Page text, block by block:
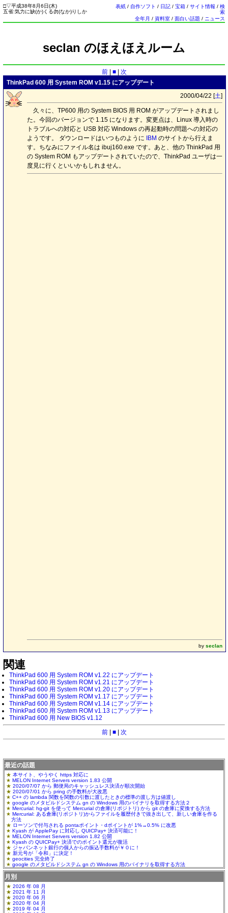
□▽平成38年8月6日(木)
五省:気力に缺(か)くる勿(なか)りしか
表紙 / 自作ソフト / 日記 / 宝箱 / サイト情報 / 検
索
全年月 / 資料室 / 面白い話題 / ニュース
seclan のほえほえルーム
前| ■|
次
ThinkPad 600 用 System ROM v1.15 にアップデート
2000/04/22 [土]
久々に、TP600 用の System BIOS 用 ROM がアップデートされまし
た。今回のバージョンで 1.15 になります。変更点は、Linux 導入時の
トラブルへの対応と USB 対応 Windows の再起動時の問題への対応の
ようです。 ダウンロードはいつものように
IBM のサイトから行えま
す。ちなみにファイル名は ibuj160.exe です。あと、他の ThinkPad 用
の System ROM もアップデートされていたので、ThinkPad ユーザは一
度見に行くといいかもしれません。
by seclan
関連
ThinkPad 600 用 System ROM v1.22 にアップデート
ThinkPad 600 用 System ROM v1.21 にアップデート
ThinkPad 600 用 System ROM v1.20 にアップデート
ThinkPad 600 用 System ROM v1.17 にアップデート
ThinkPad 600 用 System ROM v1.14 にアップデート
ThinkPad 600 用 System ROM v1.13 にアップデート
ThinkPad 600 用 New BIOS v1.12
前| ■| 次
最近の話題
本サイト、やうやく https 対応に
MELON Internet Servers version 1.83 公開
2020/07/07 から 郵便局のキャッシュレス決済が順次開始
2020/07/01 から pring の手数料が大改悪
C++ の lambda 関数を関数の引数に渡したときの標準の渡し方は値渡し
google のメタビルドシステム gn の Windows 用のバイナリを取得する方法２
Mercurial: hg-git を使って Mercurial の倉庫(リポジトリ) から git の倉庫に変換する方法
Mercurial: ある倉庫(リポジトリ)からファイルを履歴付きで抜き出して、新しい倉庫を作る
方法
ローソンで付与される pontaポイント・dポイントが 1%→0.5% に改悪
Kyash が ApplePay に対応し QUICPay+ 決済可能に！
MELON Internet Servers version 1.82 公開
Kyash の QUICPay+ 決済でのポイント還元が復活
ジャパンネット銀行の個人からの振込手数料が￥０に！
新元号が「令和」に決定！
geocities 完全終了
google のメタビルドシステム gn の Windows 用のバイナリを取得する方法
月別
2026 年 08 月
2021 年 11 月
2020 年 06 月
2020 年 04 月
2019 年 04 月